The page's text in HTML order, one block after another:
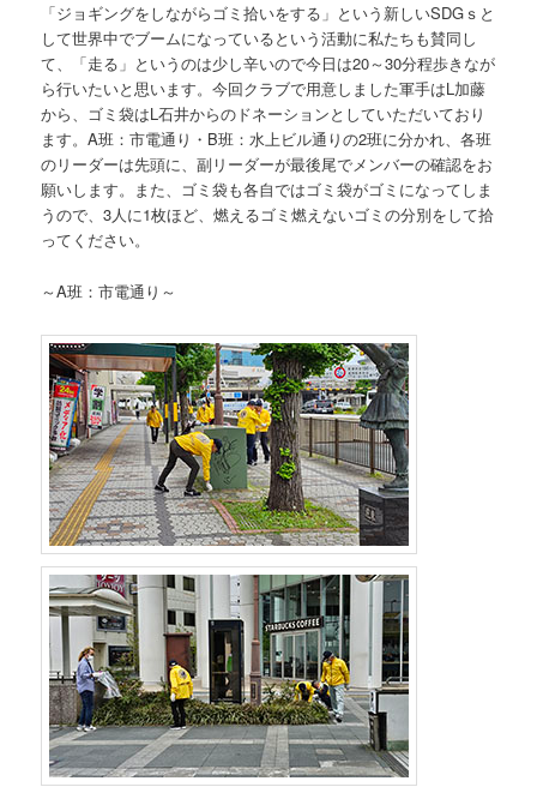
「ジョギングをしながらゴミ拾いをする」という新しいSDGｓと
して世界中でブームになっているという活動に私たちも賛同し
て、「走る」というのは少し辛いので今日は20～30分程歩きなが
ら行いたいと思います。今回クラブで用意しました軍手はL加藤
から、ゴミ袋はL石井からのドネーションとしていただいており
ます。A班：市電通り・B班：水上ビル通りの2班に分かれ、各班
のリーダーは先頭に、副リーダーが最後尾でメンバーの確認をお
願いします。また、ゴミ袋も各自ではゴミ袋がゴミになってしま
うので、3人に1枚ほど、燃えるゴミ燃えないゴミの分別をして拾
ってください。
～A班：市電通り～